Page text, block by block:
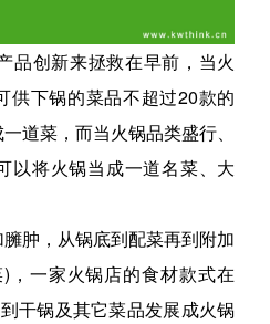
品创新来拯救在早前，当火
供下锅的菜品不超过20款的
道菜，而当火锅品类盛行、
以将火锅当成一道名菜、大
肿，从锅底到配菜再到附加
一家火锅店的食材款式在
干锅及其它菜品发展成火锅